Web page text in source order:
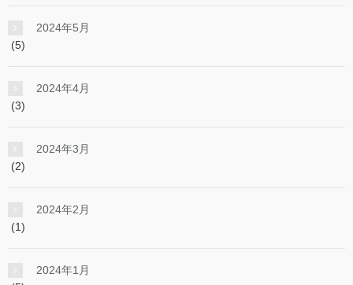
2024年5月
(5)
2024年4月
(3)
2024年3月
(2)
2024年2月
(1)
2024年1月